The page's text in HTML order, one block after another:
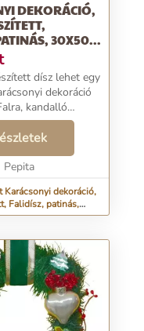
DEKORÁCIÓ,
30X50...
dísz lehet egy
dekoráció
kandalló
ajtóra helyezhető,
kerül, biztos, hogy
fog
Pepita
Karácsonyi dekoráció,
Falidísz, patinás,